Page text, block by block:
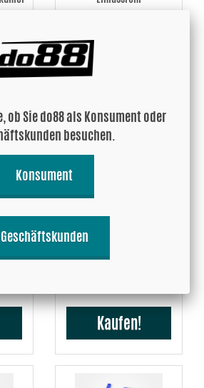
AB 165.14 EUR
V1
VAG 1.8 2.0 TSI (MQB) Turbo
Kaufen!
ob Sie do88 als Konsument oder
besuchen.
Konsument
Geschäftskunden